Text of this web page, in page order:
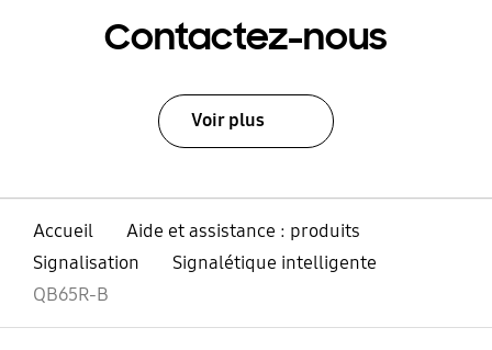
Contactez-nous
Voir plus
Accueil
Aide et assistance : produits
Signalisation
Signalétique intelligente
QB65R-B